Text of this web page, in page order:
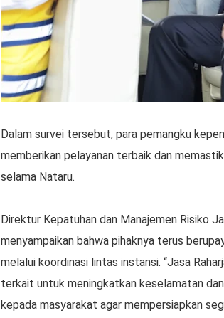
Dalam survei tersebut, para pemangku
memberikan pelayanan terbaik dan
selama Nataru.
Direktur Kepatuhan dan Manajemen Risiko
menyampaikan bahwa pihaknya terus
melalui koordinasi lintas instansi. “Jasa
terkait untuk meningkatkan keselamatan
kepada masyarakat agar mempersiapkan